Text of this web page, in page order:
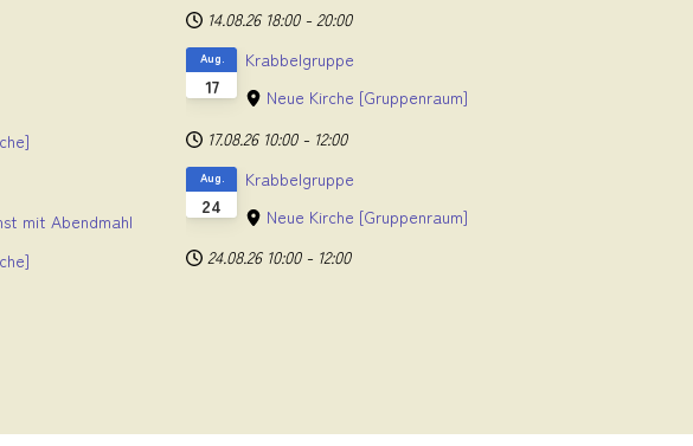
mit Abendmahl
14.08.26 18:00 - 20:00
17
Aug.
Krabbelgruppe
Neue Kirche [Gruppenraum]
17.08.26 10:00 - 12:00
24
Aug.
Krabbelgruppe
Neue Kirche [Gruppenraum]
24.08.26 10:00 - 12:00